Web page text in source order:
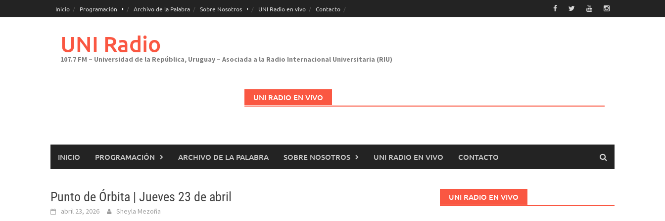
al
Inicio Programación Archivo de la Palabra Sobre Nosotros UNI Radio en vivo Contacto
UNI Radio
107.7 FM – Universidad de la República, Uruguay – Asociada a la Radio Internacional Universitaria (RIU)
UNI RADIO EN VIVO
INICIO PROGRAMACIÓN ARCHIVO DE LA PALABRA SOBRE NOSOTROS UNI RADIO EN VIVO CONTACTO
Punto de Órbita | Jueves 23 de abril
abril 23, 2026 Sheyla Mezoña
UNI RADIO EN VIVO